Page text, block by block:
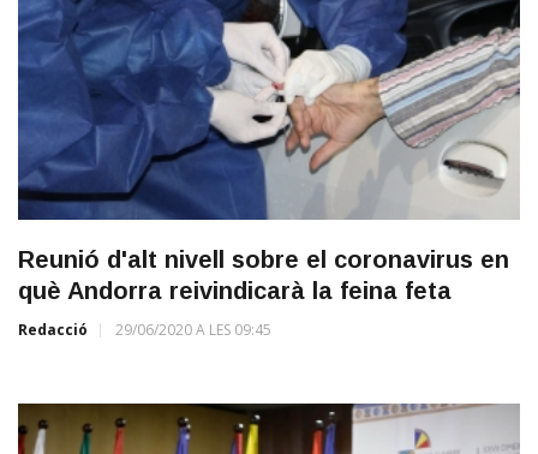
Reunió d'alt nivell sobre el coronavirus en
què Andorra reivindicarà la feina feta
Redacció 29/06/2020 A LES 09:45